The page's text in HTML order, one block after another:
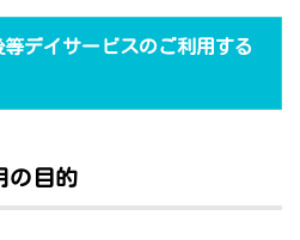
デイサービスのご利用する
の目的